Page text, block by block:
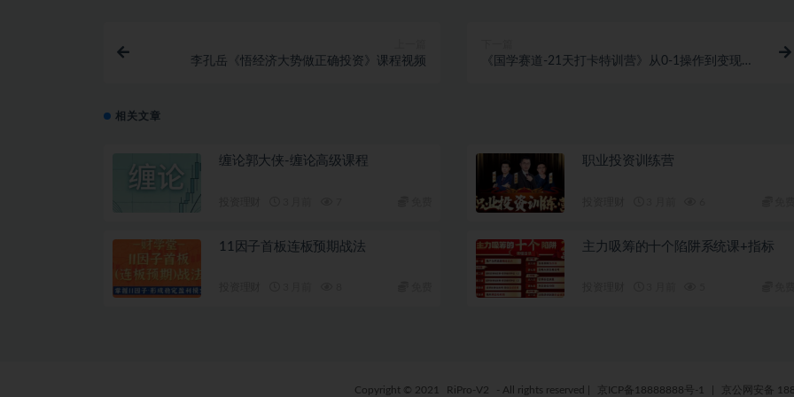
李孔岳《悟经济大势做正确投资》课程视频
《国学赛道-21天打卡特训营》从0-1操作到变现
相关文章
缠论郭大侠-缠论高级课程 职业投资训练营
11因子首板连板预期战法 主力吸筹的十个陷阱系统课+指标
Copyright © 2021 RiPro-V2 - All rights reserved 京ICP备18888888号-1 京公网安备